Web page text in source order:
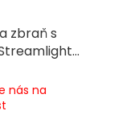
zbraň s
nás na